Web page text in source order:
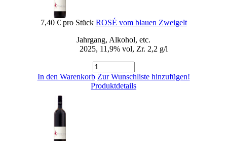
7,40 € pro Stück ROSÉ vom blauen Zweigelt
Jahrgang, Alkohol, etc.
2025, 11,9% vol, Zr. 2,2 g/l
In den Warenkorb Zur Wunschliste hinzufügen!
Produktdetails